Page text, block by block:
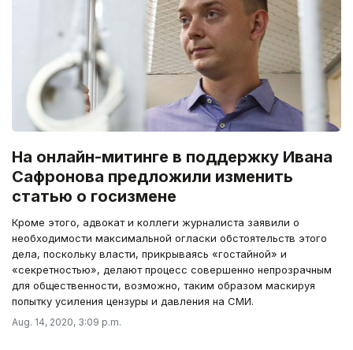
На онлайн-митинге в поддержку Ивана
Сафронова предложили изменить
статью о госизмене
Кроме этого, адвокат и коллеги журналиста заявили о
необходимости максимальной огласки обстоятельств этого
дела, поскольку власти, прикрываясь «гостайной» и
«секретностью», делают процесс совершенно непрозрачным
для общественности, возможно, таким образом маскируя
попытку усиления цензуры и давления на СМИ.
Aug. 14, 2020, 3:09 p.m.